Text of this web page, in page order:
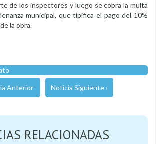
de los inspectores y luego se cobra la multa
municipal, que tipifica el pago del 10%
la obra.
Anterior Noticia Siguiente ›
RELACIONADAS